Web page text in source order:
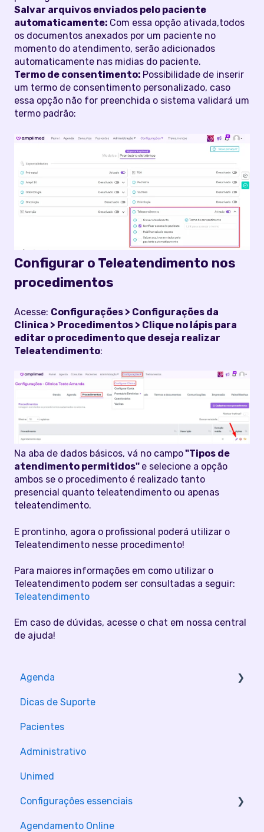
Salvar arquivos enviados pelo paciente
automaticamente: Com essa opção ativada,todos
os documentos anexados por um paciente no
momento do atendimento, serão adicionados
automaticamente nas midias do paciente.
Termo de consentimento: Possibilidade de inserir
um termo de consentimento personalizado, caso
essa opção não for preenchida o sistema validará um
termo padrão:
Configurar o Teleatendimento nos
procedimentos
Acesse: Configurações > Configurações da
Clinica > Procedimentos > Clique no lápis para
editar o procedimento que deseja realizar
Teleatendimento:
Na aba de dados básicos, vá no campo"Tipos de
atendimento permitidos" e selecione a opção
ambos se o procedimento é realizado tanto
presencial quanto teleatendimento ou apenas
teleatendimento.
E prontinho, agora o profissional poderá utilizar o
Teleatendimento nesse procedimento!
Para maiores informações em como utilizar o
Teleatendimento podem ser consultadas a seguir:
Teleatendimento
Em caso de dúvidas, acesse o chat em nossa central
de ajuda!
Agenda
Configurações
Dicas de Suporte
Pacientes
Administrativo
Unimed
Configurações essenciais
Configuração da Clinica
Agendamento Online